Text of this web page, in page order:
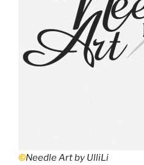
©Needle Art by UlliLi